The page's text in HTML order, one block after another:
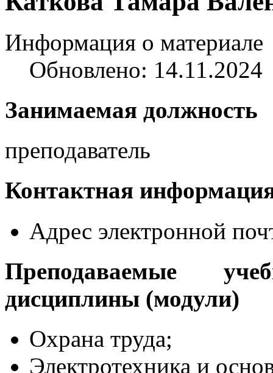
Информация о материале
Обновлено: 14.11.2024
Занимаемая должность
преподаватель
Контактная
Адрес электронной
Преподаваемые
дисциплины (модули)
Охрана труда;
Электротехника и